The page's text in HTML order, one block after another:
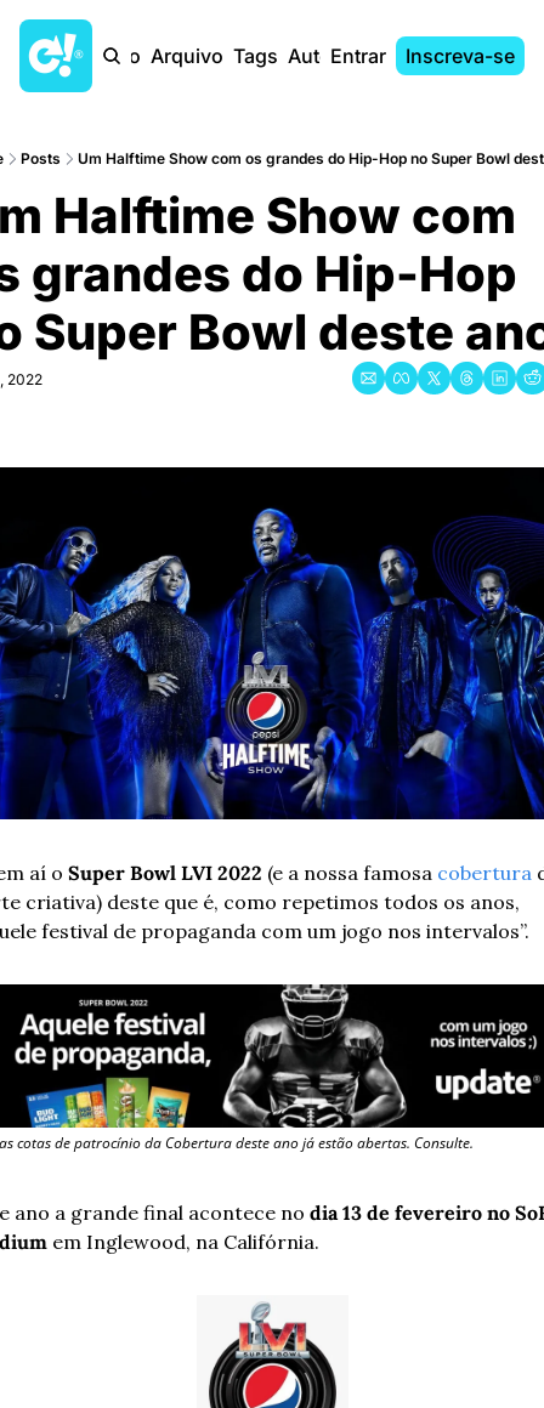
Início Arquivo Tags AutoresEntrar Inscreva-se
Posts Um Halftime Show com os grandes do Hip-Hop no Super Bowl
Halftime Show com
grandes do Hip-Hop
Super Bowl deste
2022
aí o Super Bowl LVI 2022 (e a nossa famosa cobertura
criativa) deste que é, como repetimos todos os anos,
festival de propaganda com um jogo nos intervalos”.
cotas de patrocínio da Cobertura deste ano já estão abertas. Consulte.
ano a grande final acontece no dia 13 de fevereiro no
em Inglewood, na Califórnia.